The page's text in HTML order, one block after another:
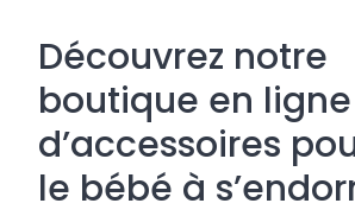
Découvrez notre
boutique en ligne
d’accessoires
le bébé à